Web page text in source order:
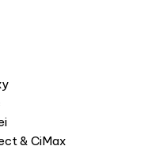
& CiMax